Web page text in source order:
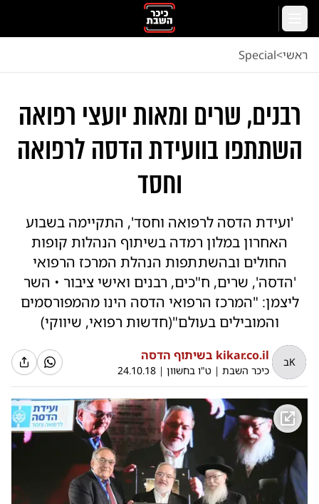
דלג לתוכן הראשי
ראשי<
Special
רבנים, שרים ומאות יועצי רפואה
השתתפו בוועידת הדסה לרפואה
וחסד
'ועידת הדסה לרפואה וחסד', התקיימה בשבוע
האחרון במלון רמדה בשיתוף הנהלות קופות
החולים ובהשתתפות הנהלת המרכז הרפואי
'הדסה', שרים, ח"כים, רבנים ואישי ציבור • השר
ליצמן: "המרכז הרפואי הדסה הינו מהמפורסמים
והמובילים בעולם"(חדשות רפואי, שיווקי)
Kב kikar.co.il בשיתוף הדסה
כיכר השבת | ט"ו בחשוון |
24.10.18